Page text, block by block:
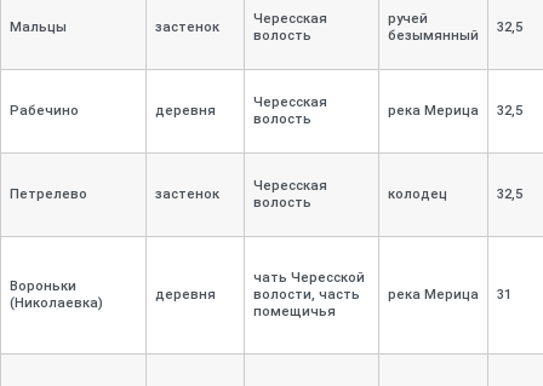
Мальцы застенок
Чересская
волость
ручей
безымянный
32,5
Рабечино деревня
Чересская
волость
река Мерица 32,5
Петрелево застенок
Чересская
волость
колодец 32,5
Вороньки
(Николаевка)
деревня
чать Чересской
волости, часть
помещичья
река Мерица 31